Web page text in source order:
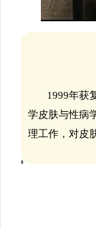
1999年获
学皮肤与性病
理工作，对皮